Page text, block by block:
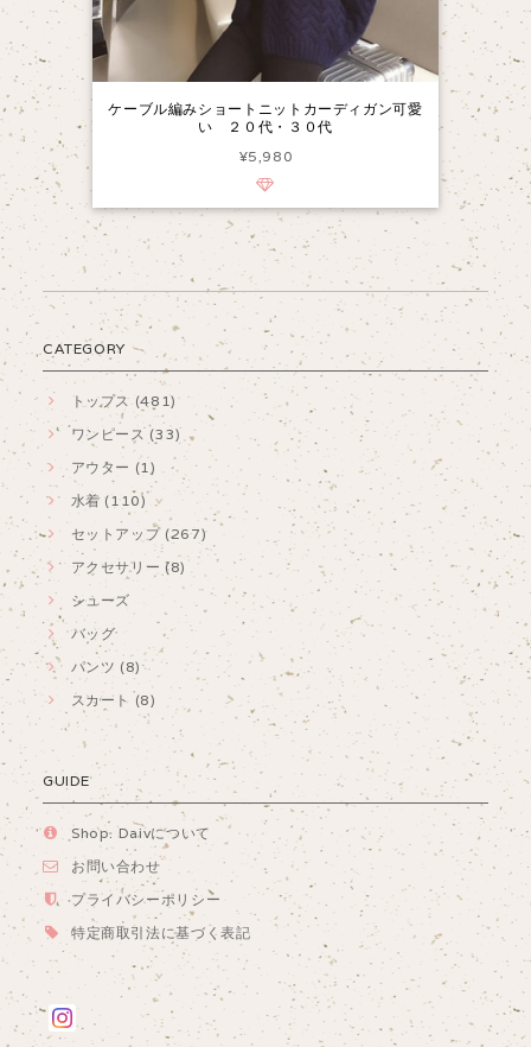
ケーブル編みショートニットカーディガン可愛
い ２０代・３０代
¥5,980
CATEGORY
トップス (481)
ワンピース (33)
アウター (1)
水着 (110)
セットアップ (267)
アクセサリー (8)
シューズ
バッグ
パンツ (8)
スカート (8)
GUIDE
Shop. Daivについて
お問い合わせ
プライバシーポリシー
特定商取引法に基づく表記